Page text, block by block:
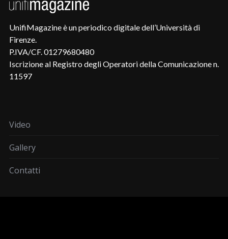
UnifiMagazine è un periodico digitale dell’Università di
Firenze.
P.IVA/CF. 01279680480
Iscrizione al Registro degli Operatori della Comunicazione n.
11597
Video
Gallery
Contatti